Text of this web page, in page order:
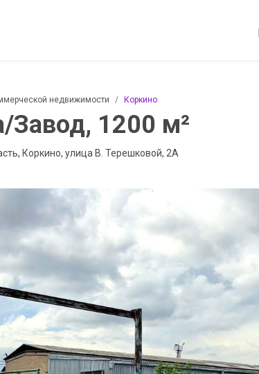
недвижимости Коркино
Завод, 1200 м²
Коркино, улица В. Терешковой, 2А